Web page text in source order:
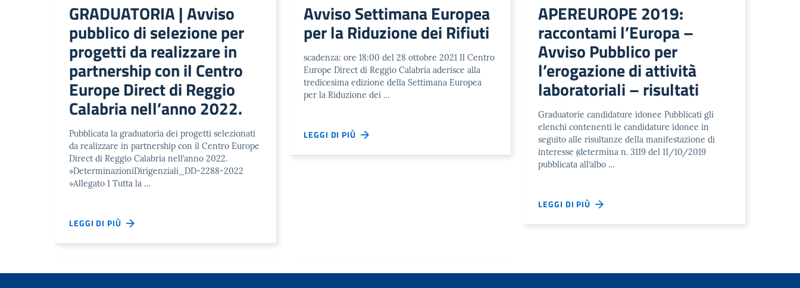
GRADUATORIA | Avviso
pubblico di selezione per
progetti da realizzare in
partnership con il Centro
Europe Direct di Reggio
Calabria nell’anno 2022.
Pubblicata la graduatoria dei progetti selezionati
da realizzare in partnership con il Centro Europe
Direct di Reggio Calabria nell’anno 2022.
»DeterminazioniDirigenziali_DD-2288-2022
»Allegato 1 Tutta la …
LEGGI DI PIÙ
Avviso Settimana Europea
per la Riduzione dei Rifiuti
scadenza: ore 18:00 del 28 ottobre 2021 Il Centro
Europe Direct di Reggio Calabria aderisce alla
tredicesima edizione della Settimana Europea
per la Riduzione dei …
LEGGI DI PIÙ
APEREUROPE 2019:
raccontami l’Europa –
Avviso Pubblico per
l’erogazione di attività
laboratoriali – risultati
Graduatorie candidature idonee Pubblicati gli
elenchi contenenti le candidature idonee in
seguito alle risultanze della manifestazione di
interesse (determina n. 3119 del 11/10/2019
pubblicata all’albo …
LEGGI DI PIÙ